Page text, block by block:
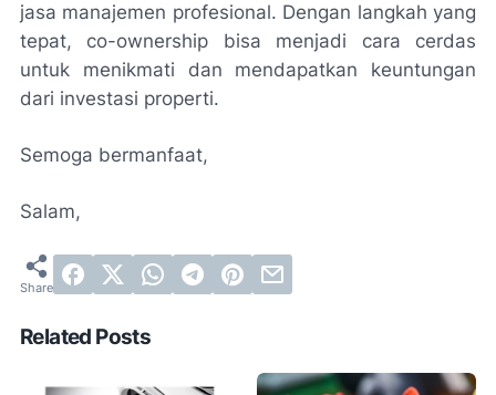
jasa manajemen profesional. Dengan langkah yang
tepat, co-ownership bisa menjadi cara cerdas
untuk menikmati dan mendapatkan keuntungan
dari investasi properti.
Semoga bermanfaat,
Salam,
Related Posts